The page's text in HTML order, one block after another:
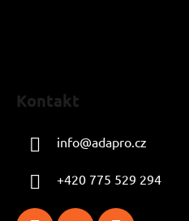
Kontakt
info@adapro.cz
+420 775 529 294